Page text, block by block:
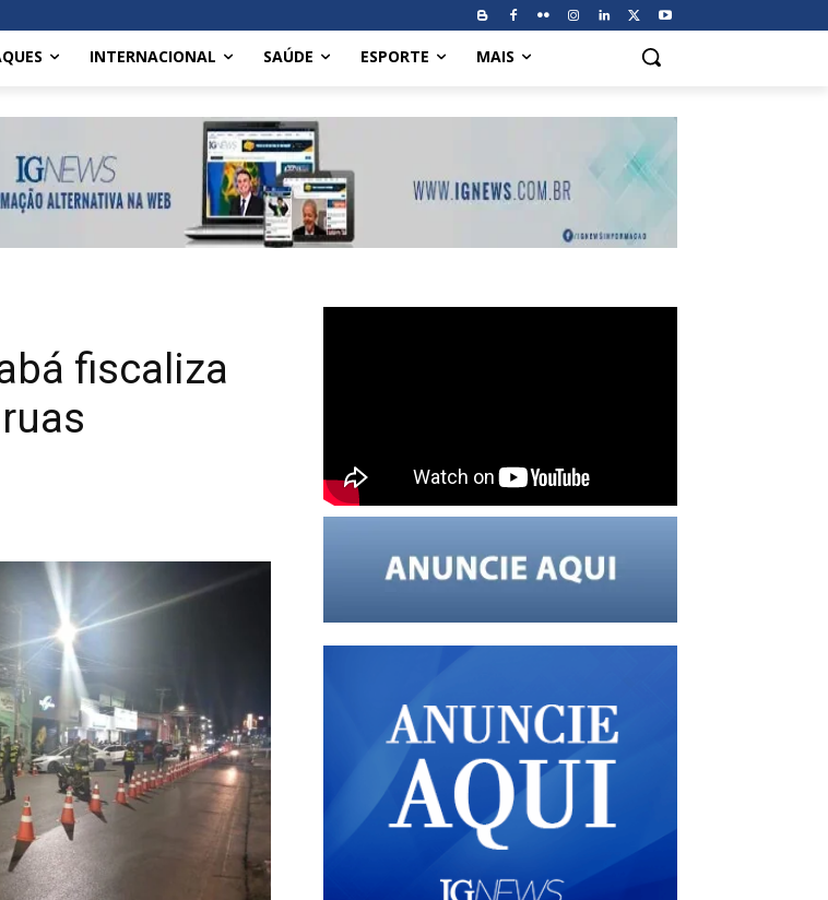
INTERNACIONAL SAÚDE ESPORTE MAIS
fiscaliza